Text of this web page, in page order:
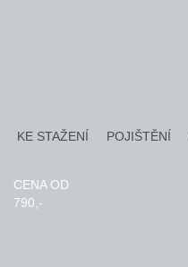
790,-
CENA OD
KE STAŽENÍ POJIŠTĚNÍ